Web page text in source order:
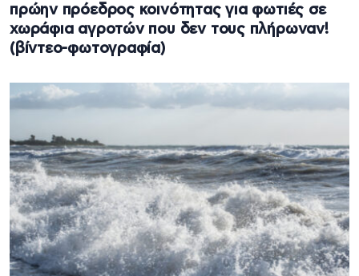
πρώην πρόεδρος κοινότητας για φωτιές σε
χωράφια αγροτών που δεν τους πλήρωναν!
(βίντεο-φωτογραφία)